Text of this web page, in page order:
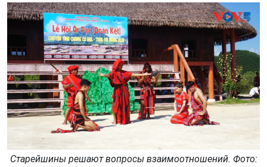
Старейшины решают вопросы взаимоотношений. Фото: